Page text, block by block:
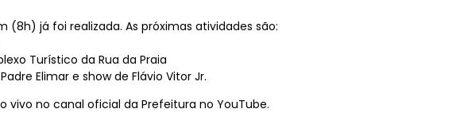
(8h) já foi realizada. As próximas atividades são:
Turístico da Rua da Praia
Elimar e show de Flávio Vitor Jr.
vivo no canal oficial da Prefeitura no YouTube.